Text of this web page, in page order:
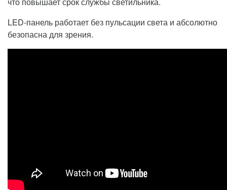
LED-панель работает без пульсации света и абсолютно
безопасна для зрения.